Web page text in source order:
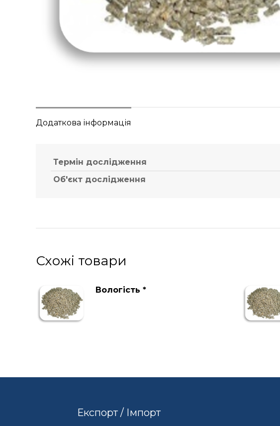
Додаткова інформація
Термін дослідження
Об'єкт дослідження
Схожі товари
Вологість *
Експорт / Імпорт